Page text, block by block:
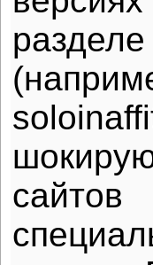
сайтов